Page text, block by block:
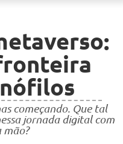
começando. Que tal
jornada digital com
mão?